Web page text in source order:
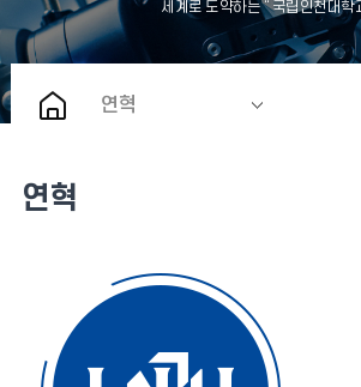
연혁
연혁